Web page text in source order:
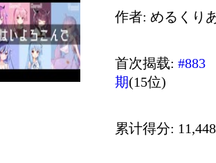
作者: めるくり
首次揭载: #883
期(15位)
累计得分: